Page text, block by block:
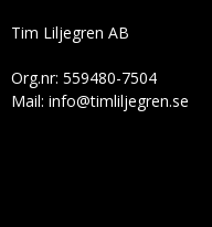
Tim Liljegren AB
Org.nr: 559480-7504
Mail: info@timliljegren.se